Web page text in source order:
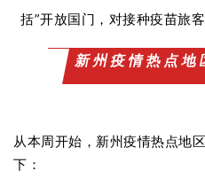
括”开放国门，对接种疫苗旅
新州疫情热点地
从本周开始，新州疫情热点地
下：